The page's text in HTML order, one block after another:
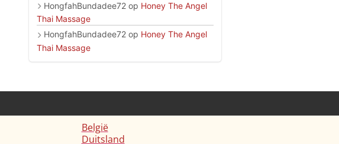
HongfahBundadee72op Honey The Angel
Thai Massage
HongfahBundadee72op Honey The Angel
Thai Massage
België
Duitsland